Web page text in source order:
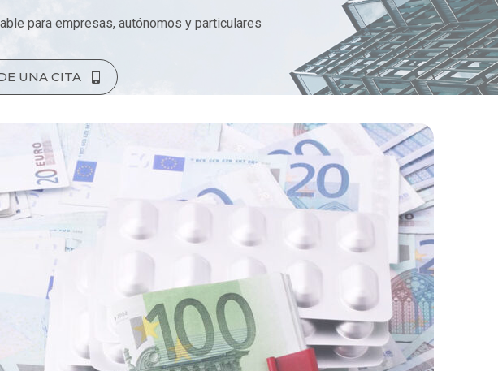
para empresas, autónomos y particulares
UNA CITA